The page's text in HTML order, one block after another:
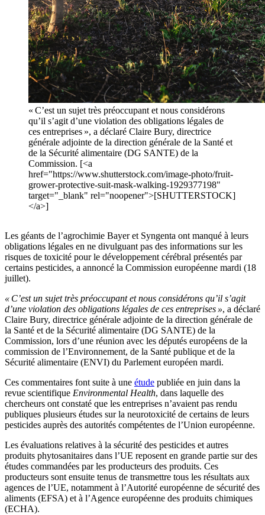
« C’est un sujet très préoccupant et nous considérons
qu’il s’agit d’une violation des obligations légales de
ces entreprises », a déclaré Claire Bury, directrice
générale adjointe de la direction générale de la Santé et
de la Sécurité alimentaire (DG SANTE) de la
Commission. [<a
href="https://www.shutterstock.com/image-photo/fruit-
grower-protective-suit-mask-walking-1929377198"
target="_blank" rel="noopener">[SHUTTERSTOCK]
</a>]
Les géants de l’agrochimie Bayer et Syngenta ont manqué à leurs
obligations légales en ne divulguant pas des informations sur les
risques de toxicité pour le développement cérébral présentés par
certains pesticides, a annoncé la Commission européenne mardi (18
juillet).
« C’est un sujet très préoccupant et nous considérons qu’il s’agit
d’une violation des obligations légales de ces entreprises », a déclaré
Claire Bury, directrice générale adjointe de la direction générale de
la Santé et de la Sécurité alimentaire (DG SANTE) de la
Commission, lors d’une réunion avec les députés européens de la
commission de l’Environnement, de la Santé publique et de la
Sécurité alimentaire (ENVI) du Parlement européen mardi.
Ces commentaires font suite à une étude publiée en juin dans la
revue scientifique Environmental Health, dans laquelle des
chercheurs ont constaté que les entreprises n’avaient pas rendu
publiques plusieurs études sur la neurotoxicité de certains de leurs
pesticides auprès des autorités compétentes de l’Union européenne.
Les évaluations relatives à la sécurité des pesticides et autres
produits phytosanitaires dans l’UE reposent en grande partie sur des
études commandées par les producteurs des produits. Ces
producteurs sont ensuite tenus de transmettre tous les résultats aux
agences de l’UE, notamment à l’Autorité européenne de sécurité des
aliments (EFSA) et à l’Agence européenne des produits chimiques
(ECHA).